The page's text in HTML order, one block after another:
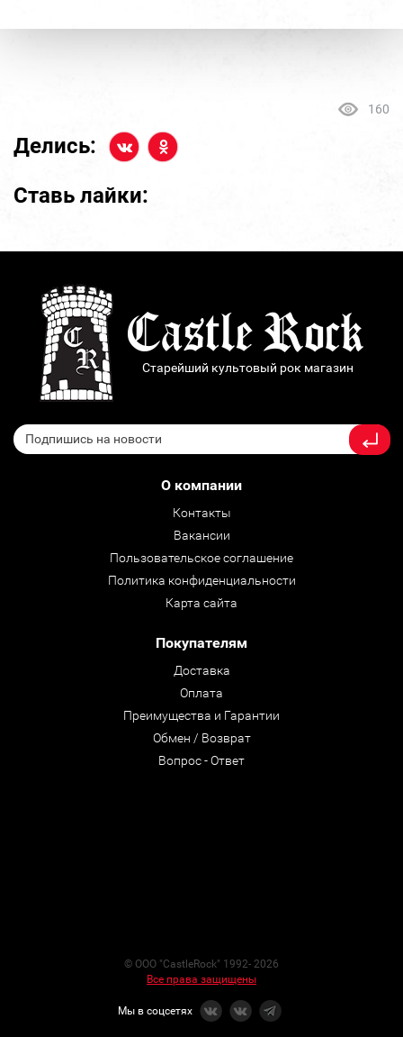
160
Делись:
Ставь лайки:
Старейший культовый рок магазин
О компании
Контакты
Вакансии
Пользовательское соглашение
Политика конфиденциальности
Карта сайта
Покупателям
Доставка
Оплата
Преимущества и Гарантии
Обмен / Возврат
Вопрос - Ответ
© ООО "CastleRock" 1992- 2026
Все права защищены
Мы в соцсетях